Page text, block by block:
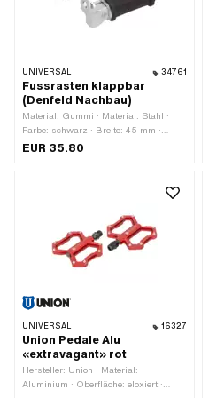
UNIVERSAL 34761
Fussrasten klappbar
(Denfeld Nachbau)
Material: Gummi · Material: Stahl ·
Farbe: schwarz · Breite: 45 mm ·
Höhe: 35 mm · Oberfläche: gerillt ·
EUR 35.80
UNIVERSAL 16327
Union Pedale Alu
«extravagant» rot
Hersteller: Union · Material:
Aluminium · Oberfläche: eloxiert ·